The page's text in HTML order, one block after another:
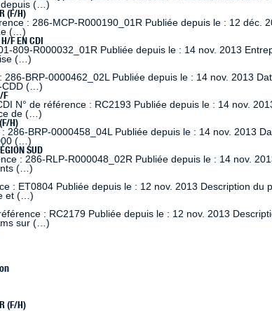
depuis (…)
(F/H)
: 286-MCP-R000190_01R Publiée depuis le : 12 déc.
(…)
F EN CDI
809-R000032_01R Publiée depuis le : 14 nov. 2013
(…)
BRP-0000462_02L Publiée depuis le : 14 nov. 2013
CDD (…)
F
N° de référence : RC2193 Publiée depuis le : 14 nov.
de (…)
H)
BRP-0000458_04L Publiée depuis le : 14 nov. 2013
(…)
SUD
: 286-RLP-R000048_02R Publiée depuis le : 14 nov.
(…)
: ET0804 Publiée depuis le : 12 nov. 2013 Description du
et (…)
: RC2179 Publiée depuis le : 12 nov. 2013
sur (…)
(F/H)